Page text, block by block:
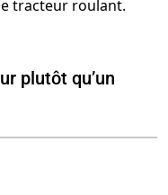
plutôt qu’un